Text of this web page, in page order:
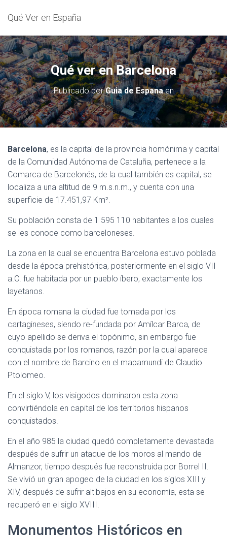
Qué Ver en España
Qué ver en Barcelona
Publicado porGuia de Espanaen
Barcelona, es la capital de la provincia homónima y capital
de la Comunidad Autónoma de Cataluña, pertenece a la
Comarca de Barcelonés, de la cual también es capital, se
localiza a una altitud de 9 m.s.n.m., y cuenta con una
superficie de 17.451,97 Km².
Su población consta de 1 595 110 habitantes a los cuales
se les conoce como barceloneses.
La zona en la cual se encuentra Barcelona estuvo poblada
desde la época prehistórica, posteriormente en el siglo VII
a.C. fue habitada por un pueblo íbero, exactamente los
layetanos.
En época romana la ciudad fue tomada por los
cartagineses, siendo re-fundada por Amílcar Barca, de
cuyo apellido se deriva el topónimo, sin embargo fue
conquistada por los romanos, razón por la cual aparece
con el nombre de Barcino en el mapamundi de Claudio
Ptolomeo.
En el siglo V, los visigodos dominaron esta zona
convirtiéndola en capital de los territorios hispanos
conquistados.
En el año 985 la ciudad quedó completamente devastada
después de sufrir un ataque de los moros al mando de
Almanzor, tiempo después fue reconstruida por Borrel II.
Se vivió un gran apogeo de la ciudad en los siglos XIII y
XIV, después de sufrir altibajos en su economía, esta se
recuperó en el siglo XVIII.
Monumentos Históricos en